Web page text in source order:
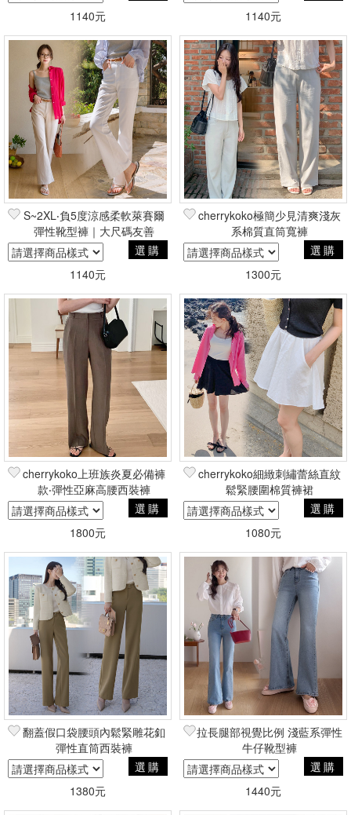
1140元
1140元
S~2XL‧負5度涼感柔軟萊賽爾
彈性靴型褲｜大尺碼友善
選購
1140元
cherrykoko極簡少見清爽淺灰
系棉質直筒寬褲
選購
1300元
cherrykoko上班族炎夏必備褲
款‧彈性亞麻高腰西裝褲
選購
1800元
cherrykoko細緻刺繡蕾絲直紋
鬆緊腰圍棉質褲裙
選購
1080元
翻蓋假口袋腰頭內鬆緊雕花釦
彈性直筒西裝褲
選購
1380元
拉長腿部視覺比例 淺藍系彈性
牛仔靴型褲
選購
1440元